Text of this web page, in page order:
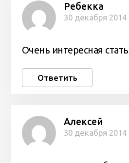
Ребекка
30 декабря 2014
Очень интересная
Ответить
Алексей
30 декабря 2014